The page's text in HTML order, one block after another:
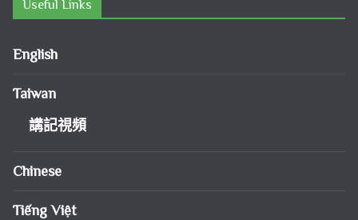
Useful Links
English
Taiwan
講記視頻
Chinese
Tiếng Việt